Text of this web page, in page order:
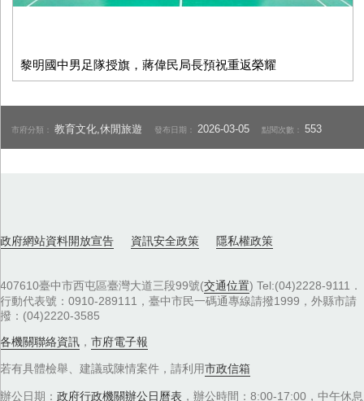
黎明國中男足隊授旗，蔣偉民局長預祝重返榮耀
市府分類：教育文化,休閒旅遊 發布日期： 2026-03-05 點閱次數：553
政府網站資料開放宣告 資訊安全政策 隱私權政策
407610臺中市西屯區臺灣大道三段99號(交通位置) Tel:(04)2228-9111．
行動代表號：0910-289111，臺中市民一碼通專線請撥1999，外縣市請
撥：(04)2220-3585
各機關聯絡資訊 ， 市府電子報
若有具體檢舉、建議或陳情案件，請利用市政信箱
辦公日期： 政府行政機關辦公日曆表 ，辦公時間：8:00-17:00，中午休息